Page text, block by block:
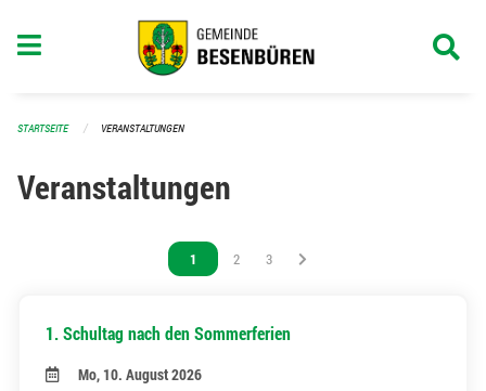
STARTSEITE VERANSTALTUNGEN
Veranstaltungen
Vous êtes sur la page
1 Vous êtes sur la page
2 Vous êtes sur la page
3
1. Schultag nach den Sommerferien
Mo, 10. August 2026